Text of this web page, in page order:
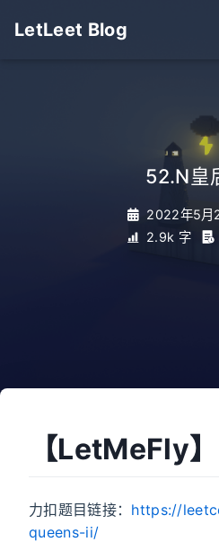
LetLeet Blog
52.N皇
2022年5月
2.9k 字
【LetMeFly
力扣题目链接： https://
queens-ii/